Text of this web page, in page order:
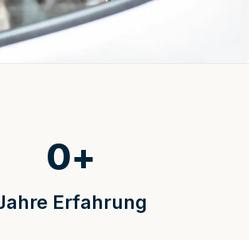
Erfahrung
0+